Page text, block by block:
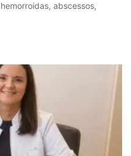
abscessos,